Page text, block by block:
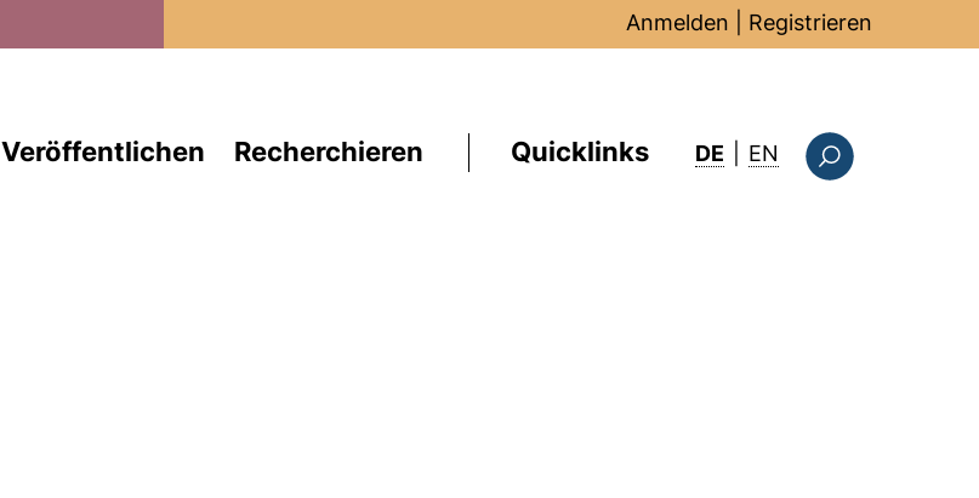
Anmelden Registrieren
Veröffentlichen Recherchieren Quicklinks DE EN : this page in